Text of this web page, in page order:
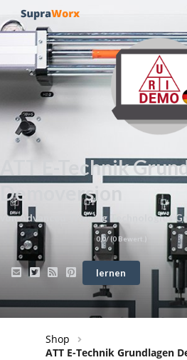
ATT E-Technik
Demoversion
vonAdvanced Training Technologies
0,0/ (0Bewert.)
lernen
Shop
ATT E-Technik Grundlagen